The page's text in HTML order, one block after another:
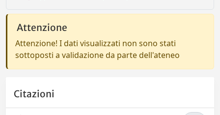
Attenzione
Attenzione! I dati visualizzati non sono stati
sottoposti a validazione da parte dell'ateneo
Citazioni